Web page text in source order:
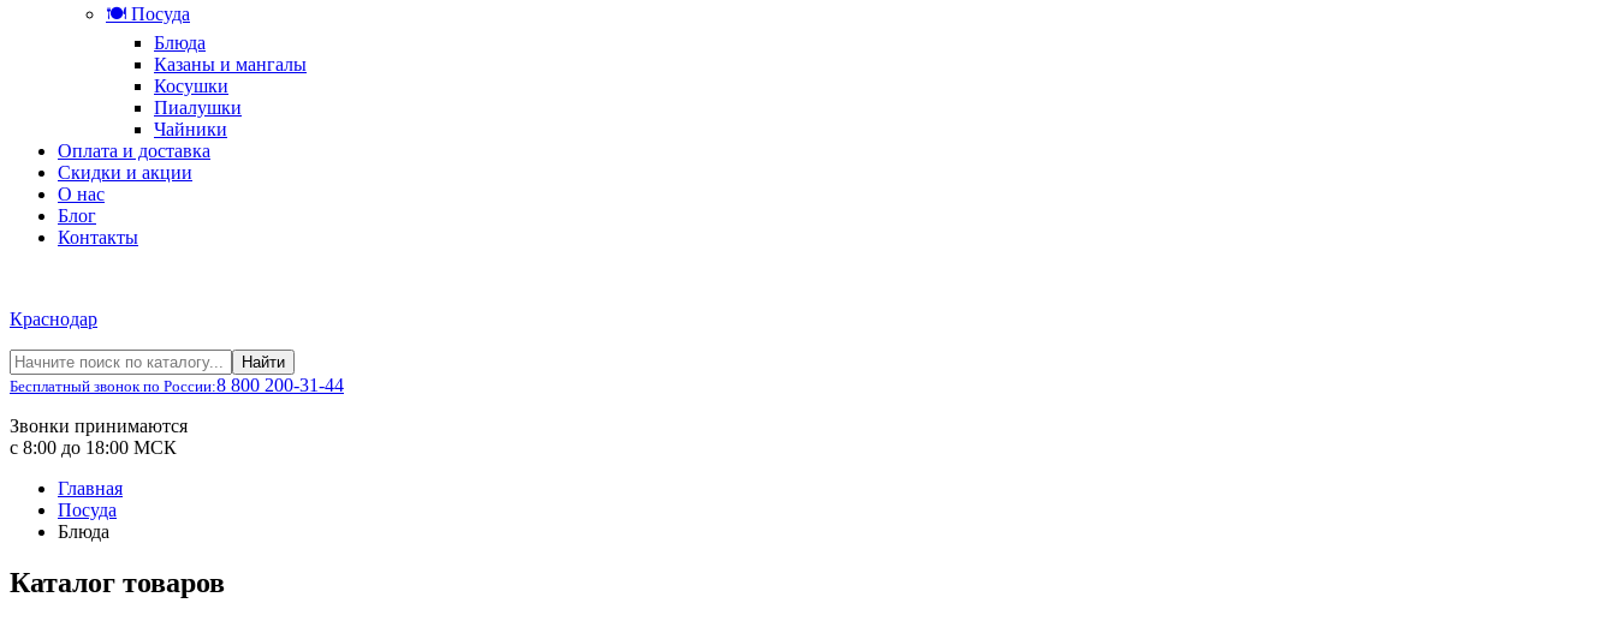
🍽️ Посуда
Блюда
Казаны и мангалы
Косушки
Пиалушки
Чайники
Оплата и доставка
Скидки и акции
О нас
Блог
Контакты
Краснодар
Найти
Бесплатный звонок по России:8 800 200-31-44
Звонки принимаются
с 8:00 до 18:00 МСК
Главная
Посуда
Блюда
Каталог товаров